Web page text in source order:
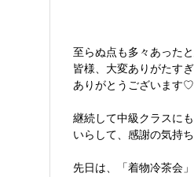
至らぬ点も多々あったと
皆様、大変ありがたすぎ
ありがとうございます♡
継続して中級クラスに
いらして、感謝の気持
先日は、「着物冷茶会」